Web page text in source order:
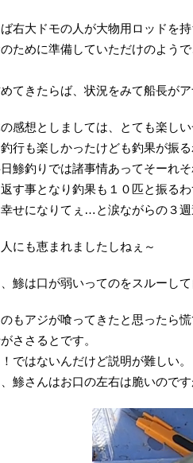
右大ドモの人が大物用ロッドを
ために準備していただけのよう
てきたらば、状況をみて船長が
感想としましては、とても楽し
行も楽しかったけども釣果が振る
鯵釣りでは諸事情あってそーれ
返す事となり釣果も１０匹と振る
せになりてぇ…と涙ながらの３
にも恵まれましたしねぇ～
鯵は口が弱いってのをスルーし
もアジが喰ってきたと思ったら
ささるとです。
ではないんだけど説明が難しい。
鯵さんはお口の左右は脆いので